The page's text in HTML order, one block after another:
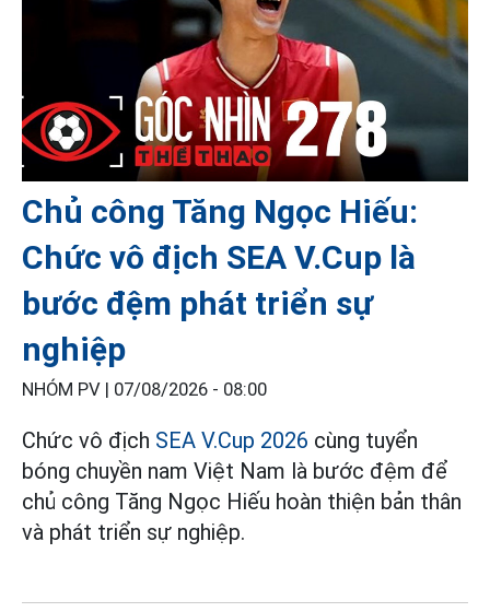
Chủ công Tăng Ngọc Hiếu:
Chức vô địch SEA V.Cup là
bước đệm phát triển sự
nghiệp
NHÓM PV | 07/08/2026 - 08:00
Chức vô địch SEA V.Cup 2026 cùng tuyển
bóng chuyền nam Việt Nam là bước đệm để
chủ công Tăng Ngọc Hiếu hoàn thiện bản thân
và phát triển sự nghiệp.